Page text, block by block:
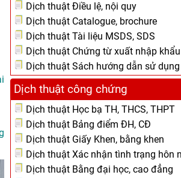
Dịch thuật Điều lệ, nội quy
Dịch thuật Catalogue, brochure
Dịch thuật Tài liệu MSDS, SDS
Dịch thuật Chứng từ xuất nhập khẩu
Dịch thuật Sách hướng dẫn sử dụng
Dịch thuật công chứng
Dịch thuật Học bạ TH, THCS, THPT
Dịch thuật Bảng điểm ĐH, CĐ
Dịch thuật Giấy Khen, bằng khen
Dịch thuật Xác nhận tình trạng hôn
Dịch thuật Bằng đại học, cao đẳng